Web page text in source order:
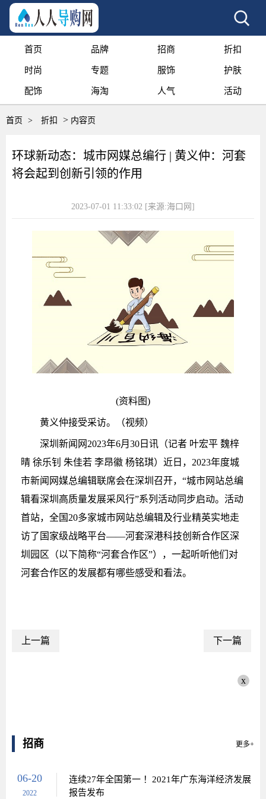
首页 品牌 招商 折扣
时尚 专题 服饰 护肤
配饰 海淘 人气 活动
首页 > 折扣 > 内容页
环球新动态：城市网媒总编行 | 黄义仲：河套
将会起到创新引领的作用
2023-07-01 11:33:02 [来源:海口网]
(资料图)
黄义仲接受采访。（视频）
深圳新闻网2023年6月30日讯（记者 叶宏平 魏梓
晴 徐乐钊 朱佳若 李昂徽 杨铭琪）近日，2023年度城
市新闻网媒总编辑联席会在深圳召开，“城市网站总编
辑看深圳高质量发展采风行”系列活动同步启动。活动
首站，全国20多家城市网站总编辑及行业精英实地走
访了国家级战略平台——河套深港科技创新合作区深
圳园区（以下简称“河套合作区”），一起听听他们对
河套合作区的发展都有哪些感受和看法。
上一篇 下一篇
x
招商 更多+
06-20
2022
连续27年全国第一 ！2021年广东海洋经济发展
报告发布